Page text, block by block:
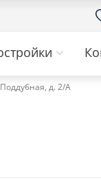
д. 2/А